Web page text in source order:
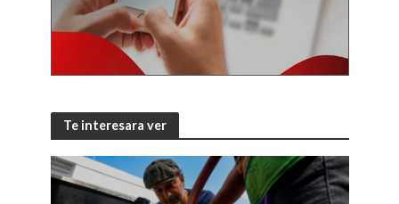
Te interesara ver